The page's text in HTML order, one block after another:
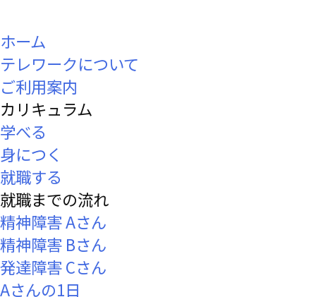
ホーム
テレワークについて
ご利用案内
カリキュラム
学べる
身につく
就職する
就職までの流れ
精神障害 Aさん
精神障害 Bさん
発達障害 Cさん
Aさんの1日